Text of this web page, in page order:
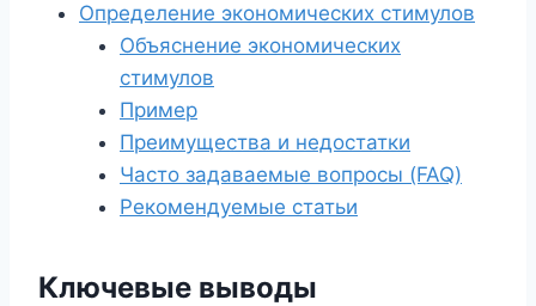
Определение экономических стимулов
Объяснение экономических
стимулов
Пример
Преимущества и недостатки
Часто задаваемые вопросы (FAQ)
Рекомендуемые статьи
Ключевые выводы